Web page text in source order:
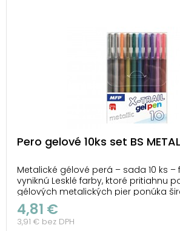
Pero gelové 10ks set BS METAL
Metalické gélové perá – sada 10 ks –
vyniknú Lesklé farby, ktoré pritiahnu
gélových metalických pier ponúka
odtieňov s jemným kovovým
tmavom papieri sa ich farby krásne
dodajú každému zápisu jedinečný
4,81 €
3,91 € bez DPH